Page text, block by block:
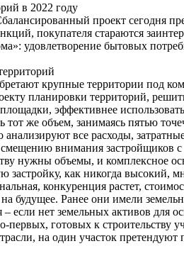
в 2022 году
проект сегодня
покупателя стараются
удовлетворение бытовых
крупные территории под
планировки территорий,
эффективнее
же объем, занимаясь пятью
все расходы,
внимания застройщиков
нужны объемы, и комплексное
застройку, как никогда высокий,
конкуренция растет,
будущее. Ранее они имели
если нет земельных активов для
первых, готовых к строительству
на один участок претендуют